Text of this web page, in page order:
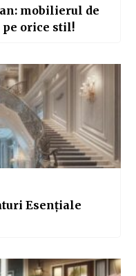
mobilierul de
pe orice stil!
Esențiale